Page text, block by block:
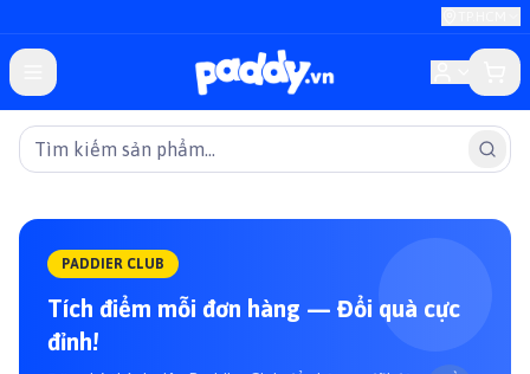
PADDIER CLUB
Tích điểm mỗi đơn hàng — Đổi quà cực
đỉnh!